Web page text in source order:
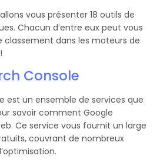
vous présenter 18 outils de
Chacun d’entre eux peut vous
classement dans les moteurs de
Console
est un ensemble de services que
savoir comment Google
Ce service vous fournit un large
couvrant de nombreux